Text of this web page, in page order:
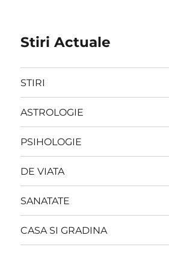
Stiri Actuale
STIRI
ASTROLOGIE
PSIHOLOGIE
DE VIATA
SANATATE
CASA SI GRADINA